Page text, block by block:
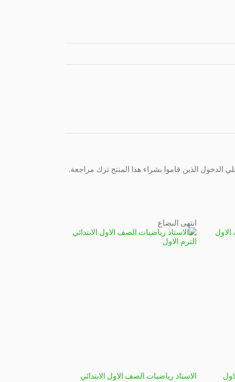
الدخول الذين قاموا بشراء هذا المنتج ترك مراجعة.
انتهى البضاع
الاستاذ رياضيات الصف الاول الابتدائي